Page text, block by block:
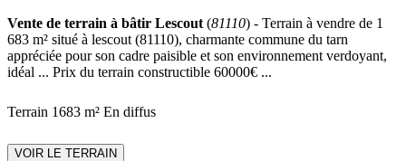
Vente de terrain à bâtir Lescout (81110) - Terrain à vendre de 1
683 m² situé à lescout (81110), charmante commune du tarn
appréciée pour son cadre paisible et son environnement verdoyant,
idéal ... Prix du terrain constructible 60000€ ...
Terrain 1683 m² En diffus
VOIR LE TERRAIN